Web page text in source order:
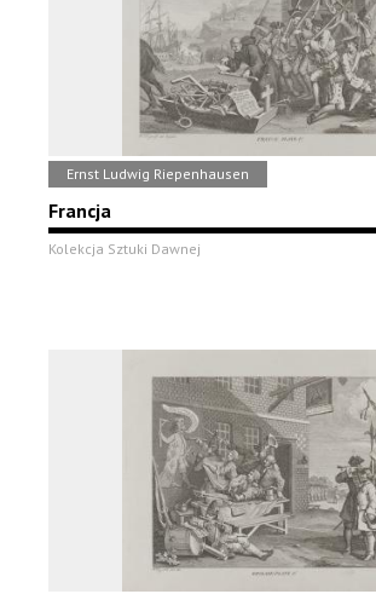
Ernst Ludwig Riepenhausen
Francja
Kolekcja Sztuki Dawnej